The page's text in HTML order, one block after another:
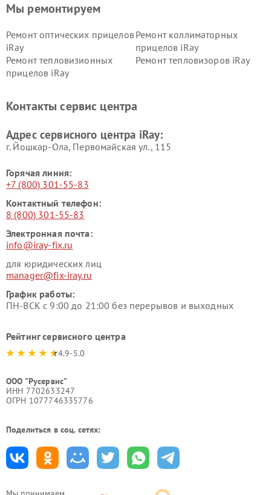
Мы ремонтируем
Ремонт оптических прицелов
iRay
Ремонт коллиматорных
прицелов iRay
Ремонт тепловизионных
прицелов iRay
Ремонт тепловизоров iRay
Контакты сервис центра
Адрес сервисного центра iRay:
г. Йошкар-Ола, Первомайская ул., 115
Горячая линия:
+7 (800) 301-55-83
Контактный телефон:
8 (800) 301-55-83
Электронная почта:
info@iray-fix.ru
для юридических лиц
manager@fix-iray.ru
График работы:
ПН-ВСК с 9:00 до 21:00 без перерывов и выходных
Рейтинг сервисного центра
4.9-5.0
ООО "Русервис"
ИНН 7702633247
ОГРН 1077746335776
Поделиться в соц. сетях: